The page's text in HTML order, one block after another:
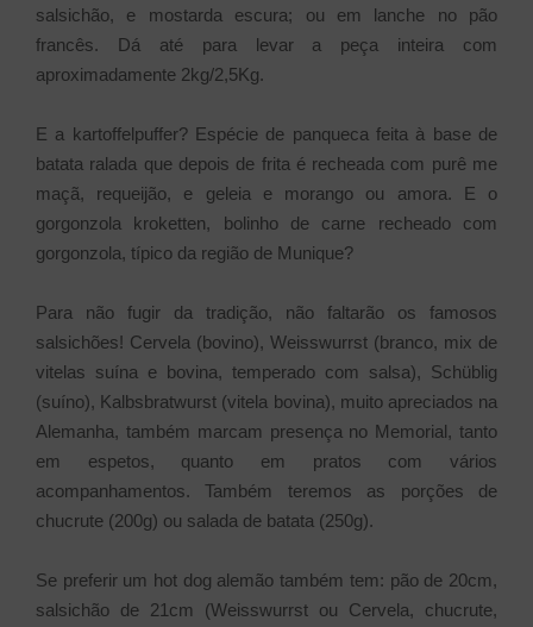
salsichão, e mostarda escura; ou em lanche no pão
francês. Dá até para levar a peça inteira com
aproximadamente 2kg/2,5Kg.
E a kartoffelpuffer? Espécie de panqueca feita à base de
batata ralada que depois de frita é recheada com purê me
maçã, requeijão, e geleia e morango ou amora. E o
gorgonzola kroketten, bolinho de carne recheado com
gorgonzola, típico da região de Munique?
Para não fugir da tradição, não faltarão os famosos
salsichões! Cervela (bovino), Weisswurrst (branco, mix de
vitelas suína e bovina, temperado com salsa), Schüblig
(suíno), Kalbsbratwurst (vitela bovina), muito apreciados na
Alemanha, também marcam presença no Memorial, tanto
em espetos, quanto em pratos com vários
acompanhamentos. Também teremos as porções de
chucrute (200g) ou salada de batata (250g).
Se preferir um hot dog alemão também tem: pão de 20cm,
salsichão de 21cm (Weisswurrst ou Cervela, chucrute,